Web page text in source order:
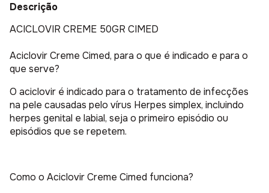
Descrição
ACICLOVIR CREME 50GR CIMED
Aciclovir Creme Cimed, para o que é indicado e para o
que serve?
O aciclovir é indicado para o tratamento de infecções
na pele causadas pelo vírus Herpes simplex, incluindo
herpes genital e labial, seja o primeiro episódio ou
episódios que se repetem.
Como o Aciclovir Creme Cimed funciona?